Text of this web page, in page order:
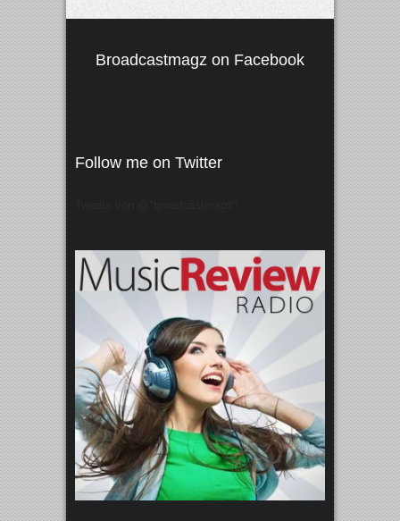
Broadcastmagz on Facebook
Follow me on Twitter